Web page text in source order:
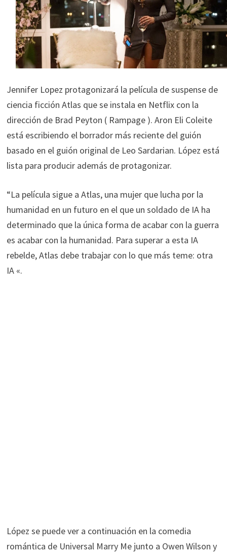
Jennifer Lopez protagonizará la película de suspense de
ciencia ficción Atlas que se instala en Netflix con la
dirección de Brad Peyton ( Rampage ). Aron Eli Coleite
está escribiendo el borrador más reciente del guión
basado en el guión original de Leo Sardarian. López está
lista para producir además de protagonizar.
“La película sigue a Atlas, una mujer que lucha por la
humanidad en un futuro en el que un soldado de IA ha
determinado que la única forma de acabar con la guerra
es acabar con la humanidad. Para superar a esta IA
rebelde, Atlas debe trabajar con lo que más teme: otra
IA «.
López se puede ver a continuación en la comedia
romántica de Universal Marry Me junto a Owen Wilson y